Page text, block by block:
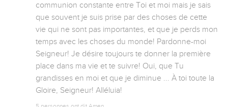
communion constante entre Toi et moi mais je sais
que souvent je suis prise par des choses de cette
vie qui ne sont pas importantes, et que je perds mon
temps avec les choses du monde! Pardonne-moi
Seigneur! Je désire toujours te donner la première
place dans ma vie et te suivre! Oui, que Tu
grandisses en moi et que je diminue ... À toi toute la
Gloire, Seigneur! Alléluia!